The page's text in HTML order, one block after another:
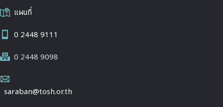
แผนที่
0 2448 9111
0 2448 9098
saraban@tosh.or.th